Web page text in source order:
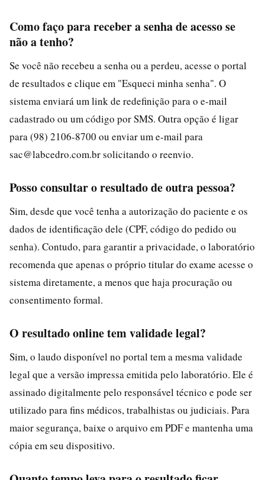
Como faço para receber a senha de acesso se
não a tenho?
Se você não recebeu a senha ou a perdeu, acesse o portal
de resultados e clique em "Esqueci minha senha". O
sistema enviará um link de redefinição para o e-mail
cadastrado ou um código por SMS. Outra opção é ligar
para (98) 2106-8700 ou enviar um e-mail para
sac@labcedro.com.br solicitando o reenvio.
Posso consultar o resultado de outra pessoa?
Sim, desde que você tenha a autorização do paciente e os
dados de identificação dele (CPF, código do pedido ou
senha). Contudo, para garantir a privacidade, o laboratório
recomenda que apenas o próprio titular do exame acesse o
sistema diretamente, a menos que haja procuração ou
consentimento formal.
O resultado online tem validade legal?
Sim, o laudo disponível no portal tem a mesma validade
legal que a versão impressa emitida pelo laboratório. Ele é
assinado digitalmente pelo responsável técnico e pode ser
utilizado para fins médicos, trabalhistas ou judiciais. Para
maior segurança, baixe o arquivo em PDF e mantenha uma
cópia em seu dispositivo.